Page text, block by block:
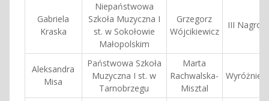
Gabriela
Kraska
Niepaństwowa
Szkoła Muzyczna I
st. w Sokołowie
Małopolskim
Grzegorz
Wójcikiewicz
III
Aleksandra
Misa
Państwowa Szkoła
Muzyczna I st. w
Tarnobrzegu
Marta
Rachwalska-
Misztal